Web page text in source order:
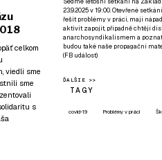
celkom
viedli sme
sme
s
23.9.2025 v 19:00. Otevřené
řešit problémy v práci, mají
aktivit zapojit, případně chtějí
anarchosyndikalismem a
budou také naše propagační
(FB událost)
ĎALŠIE >>
TAGY
covid-19 Problémy v práci